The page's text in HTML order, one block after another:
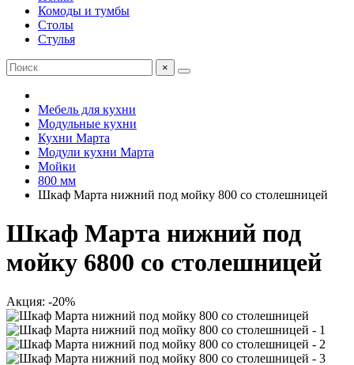
Комоды и тумбы
Столы
Стулья
×
Мебель для кухни
Модульные кухни
Кухни Марта
Модули кухни Марта
Мойки
800 мм
Шкаф Марта нижний под мойку 800 со столешницей
Шкаф Марта нижний под
мойку 6800 со столешницей
Акция: -20%